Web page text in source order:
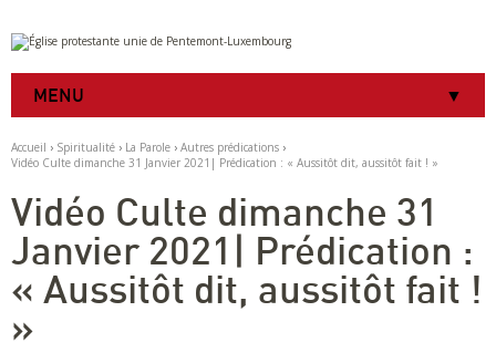
Aller
au
contenu.
à
navigation
Outils
personnels
MENU
Accueil › Spiritualité › La Parole › Autres prédications ›
Vidéo Culte dimanche 31 Janvier 2021| Prédication : « Aussitôt dit, aussitôt fait ! »
Vidéo Culte dimanche 31
Janvier 2021| Prédication :
« Aussitôt dit, aussitôt fait !
»